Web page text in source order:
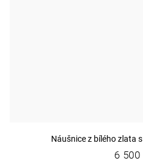
Náušnice z bílého zlata
6 500